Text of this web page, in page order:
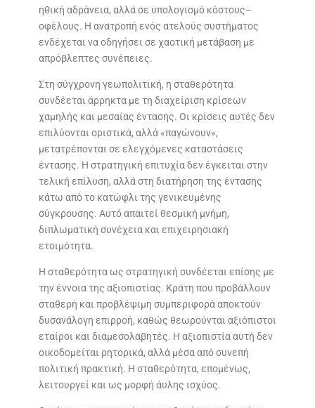
ηθική αδράνεια, αλλά σε υπολογισμό κόστους–
οφέλους. Η ανατροπή ενός ατελούς συστήματος
ενδέχεται να οδηγήσει σε χαοτική μετάβαση με
απρόβλεπτες συνέπειες.
Στη σύγχρονη γεωπολιτική, η σταθερότητα
συνδέεται άρρηκτα με τη διαχείριση κρίσεων
χαμηλής και μεσαίας έντασης. Οι κρίσεις αυτές δεν
επιλύονται οριστικά, αλλά «παγώνουν»,
μετατρέπονται σε ελεγχόμενες καταστάσεις
έντασης. Η στρατηγική επιτυχία δεν έγκειται στην
τελική επίλυση, αλλά στη διατήρηση της έντασης
κάτω από το κατώφλι της γενικευμένης
σύγκρουσης. Αυτό απαιτεί θεσμική μνήμη,
διπλωματική συνέχεια και επιχειρησιακή
ετοιμότητα.
Η σταθερότητα ως στρατηγική συνδέεται επίσης με
την έννοια της αξιοπιστίας. Κράτη που προβάλλουν
σταθερή και προβλέψιμη συμπεριφορά αποκτούν
δυσανάλογη επιρροή, καθώς θεωρούνται αξιόπιστοι
εταίροι και διαμεσολαβητές. Η αξιοπιστία αυτή δεν
οικοδομείται ρητορικά, αλλά μέσα από συνεπή
πολιτική πρακτική. Η σταθερότητα, επομένως,
λειτουργεί και ως μορφή άυλης ισχύος.